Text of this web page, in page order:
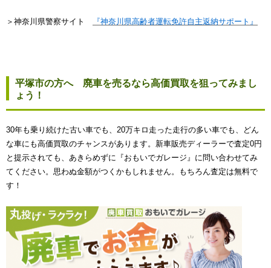
＞神奈川県警察サイト 『神奈川県高齢者運転免許自主返納サポート』
平塚市の方へ 廃車を売るなら高価買取を狙ってみまし
ょう！
30年も乗り続けた古い車でも、20万キロ走った走行の多い車でも、どん
な車にも高価買取のチャンスがあります。新車販売ディーラーで査定0円
と提示されても、あきらめずに『おもいでガレージ』に問い合わせてみ
てください。思わぬ金額がつくかもしれません。もちろん査定は無料で
す！